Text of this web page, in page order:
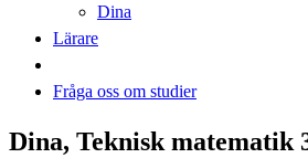
Dina
Lärare
Fråga oss om studier
Dina, Teknisk matematik